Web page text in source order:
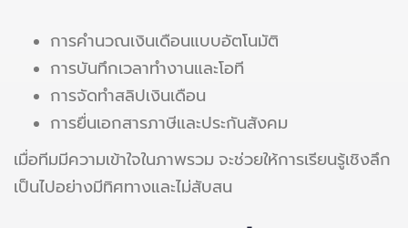
การคำนวณเงินเดือนแบบอัตโนมัติ
การบันทึกเวลาทำงานและโอที
การจัดทำสลิปเงินเดือน
การยื่นเอกสารภาษีและประกันสังคม
เมื่อทีมมีความเข้าใจในภาพรวม จะช่วยให้การเรียนรู้เชิงลึก
เป็นไปอย่างมีทิศทางและไม่สับสน